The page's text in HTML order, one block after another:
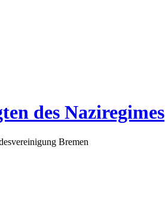
des Naziregimes
Bremen